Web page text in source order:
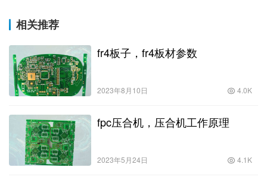
相关推荐
fr4板子，fr4板材参数
2023年8月10日 4.0K
fpc压合机，压合机工作原理
2023年5月24日 4.1K